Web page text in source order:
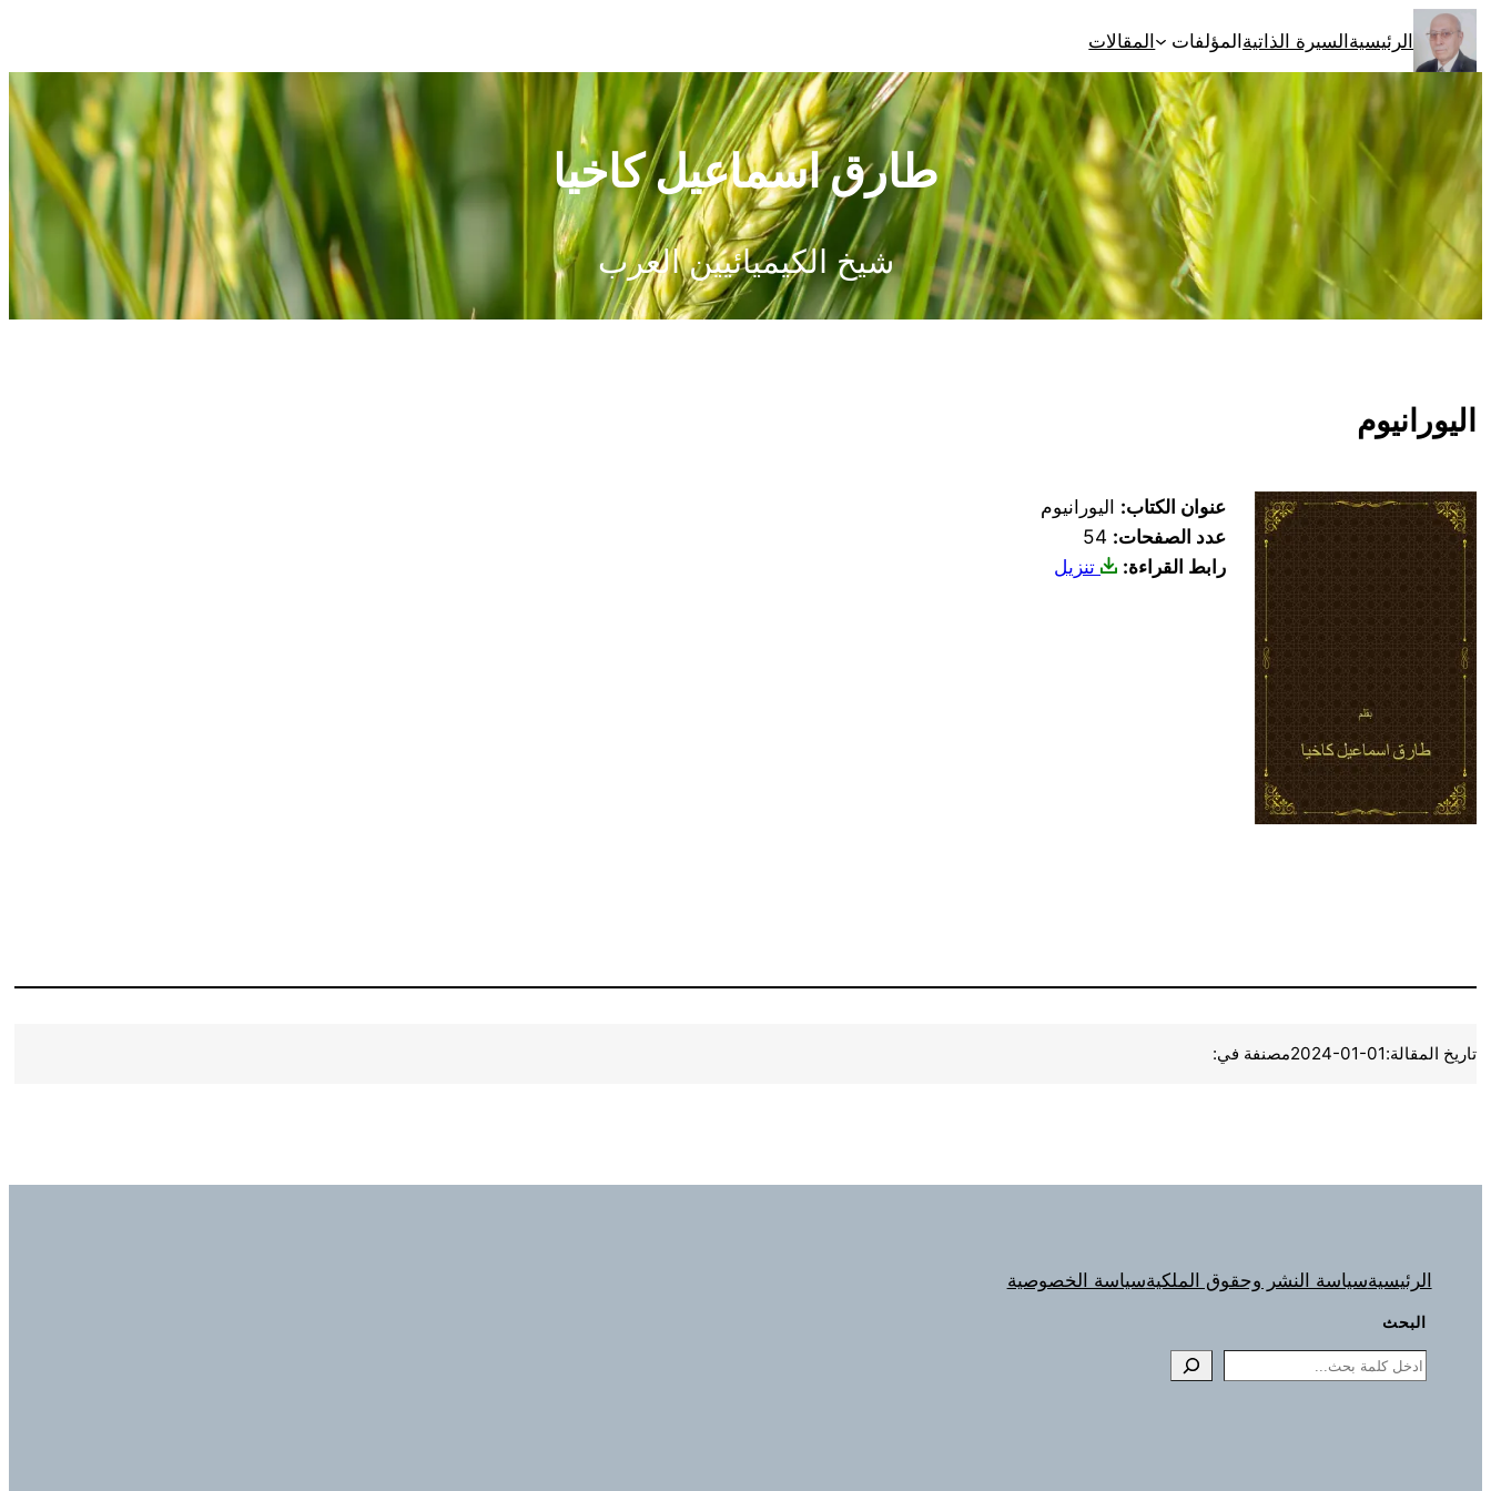
تخطى
إلى
المحتوى
الرئيسيةالسيرة الذاتيةالمؤلفات المقالات
طارق اسماعيل كاخيا
شيخ الكيميائيين العرب
اليورانيوم
عنوان الكتاب: اليورانيوم
عدد الصفحات: 54
رابط القراءة:
تنزيل
تاريخ المقالة:2024-01-01مصنفة في:
الرئيسيةسياسة النشر وحقوق الملكيةسياسة الخصوصية
البحث
Search